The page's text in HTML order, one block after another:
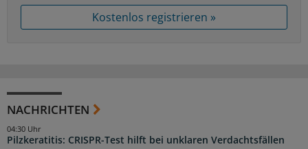
Kostenlos registrieren »
NACHRICHTEN
Pilzkeratitis: CRISPR-Test hilft bei unklaren Verdachtsfällen
04:30 Uhr